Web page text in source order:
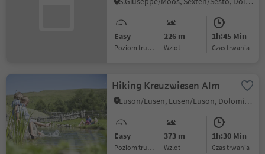
Easy
Poziom trudności
226 m
Wzlot
1h:45 Min
czas trwania
Hiking Kreuzwiesen Alm
Luson/Lüsen, Lüsen/Luson, Dolomites Region Lüsen Villnöss
Easy
Poziom trudności
373 m
Wzlot
1h:30 Min
czas trwania